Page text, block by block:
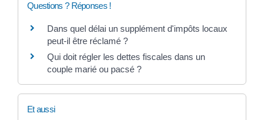
Questions ? Réponses !
Dans quel délai un supplément d'impôts locaux
peut-il être réclamé ?
Qui doit régler les dettes fiscales dans un
couple marié ou pacsé ?
Et aussi